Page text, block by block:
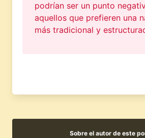
podrían ser un punto
aquellos que prefieren una
más tradicional y
Sobre el autor de este